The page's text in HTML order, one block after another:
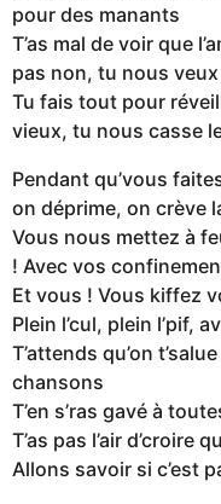
pour des manants
T’as mal de voir que
pas non, tu nous
Tu fais tout pour
vieux, tu nous casse
Pendant qu’vous
on déprime, on crève
Vous nous mettez à
! Avec vos
Et vous ! Vous kiffez
Plein l’cul, plein l’pif,
T’attends qu’on
chansons
T’en s’ras gavé à
T’as pas l’air d’croire
Allons savoir si c’est